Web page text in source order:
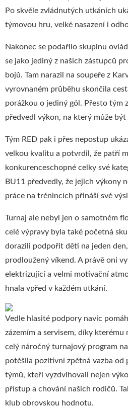
Po skvěle zvládnutých utkáních
týmovou hru, velké nasazení i
Nakonec se podařilo skupinu
se jako jediný z našich zástupců
bojů. Tam narazil na soupeře z
vyrovnaném průběhu skončila
porážkou o jediný gól. Přesto tým
předvedl výkon, na který může být
Tým RED pak i přes nepostup
velkou kvalitu a potvrdil, že patří
konkurenceschopné celky své
BU11 předvedly, že jejich výkony
práce na trénincích přináší své
Turnaj ale nebyl jen o samotném
celé výpravy byla také početná
dorazili podpořit děti na jeden
prodloužený víkend. A právě oni
elektrizující a velmi motivační
hnala vpřed v každém utkání.
Vedle hlasité podpory navíc
zázemím a servisem, díky
celý náročný turnajový program
potěšila pozitivní zpětná vazba
týmů, kteří vyzdvihovali nejen
přístup a chování našich rodičů.
klub obrovskou hodnotu.